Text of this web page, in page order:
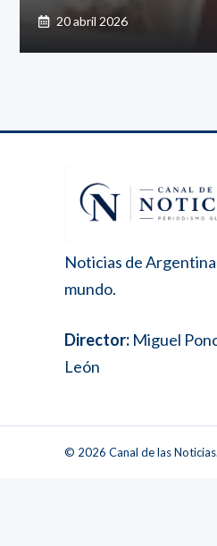
20 abril 2026
Noticias de Argentina
mundo.
Director: Miguel
León
© 2026 Canal de las